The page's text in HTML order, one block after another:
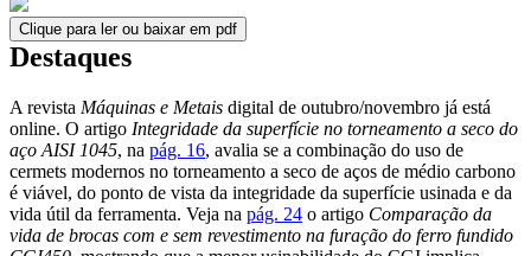
Clique para ler ou baixar em pdf
Destaques
A revista Máquinas e Metais digital de outubro/novembro já está
online. O artigo Integridade da superfície no torneamento a seco do
aço AISI 1045, na pág. 16, avalia se a combinação do uso de
cermets modernos no torneamento a seco de aços de médio carbono
é viável, do ponto de vista da integridade da superfície usinada e da
vida útil da ferramenta. Veja na pág. 24 o artigo Comparação da
vida de brocas com e sem revestimento na furação do ferro fundido